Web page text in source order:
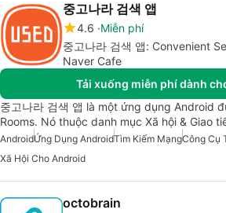
중고나라 검색 앱
4.6 Miễn phí
중고나라 검색 앱: Convenient
Naver Cafe
Tải xuống miễn phí dành
중고나라 검색 앱 là một ứng dụng Android
Rooms. Nó thuộc danh mục Xã hội & Giao
AndroidỨng Dụng AndroidTìm Kiếm MạngCông Cụ
Xã Hội Cho Android
octobrain